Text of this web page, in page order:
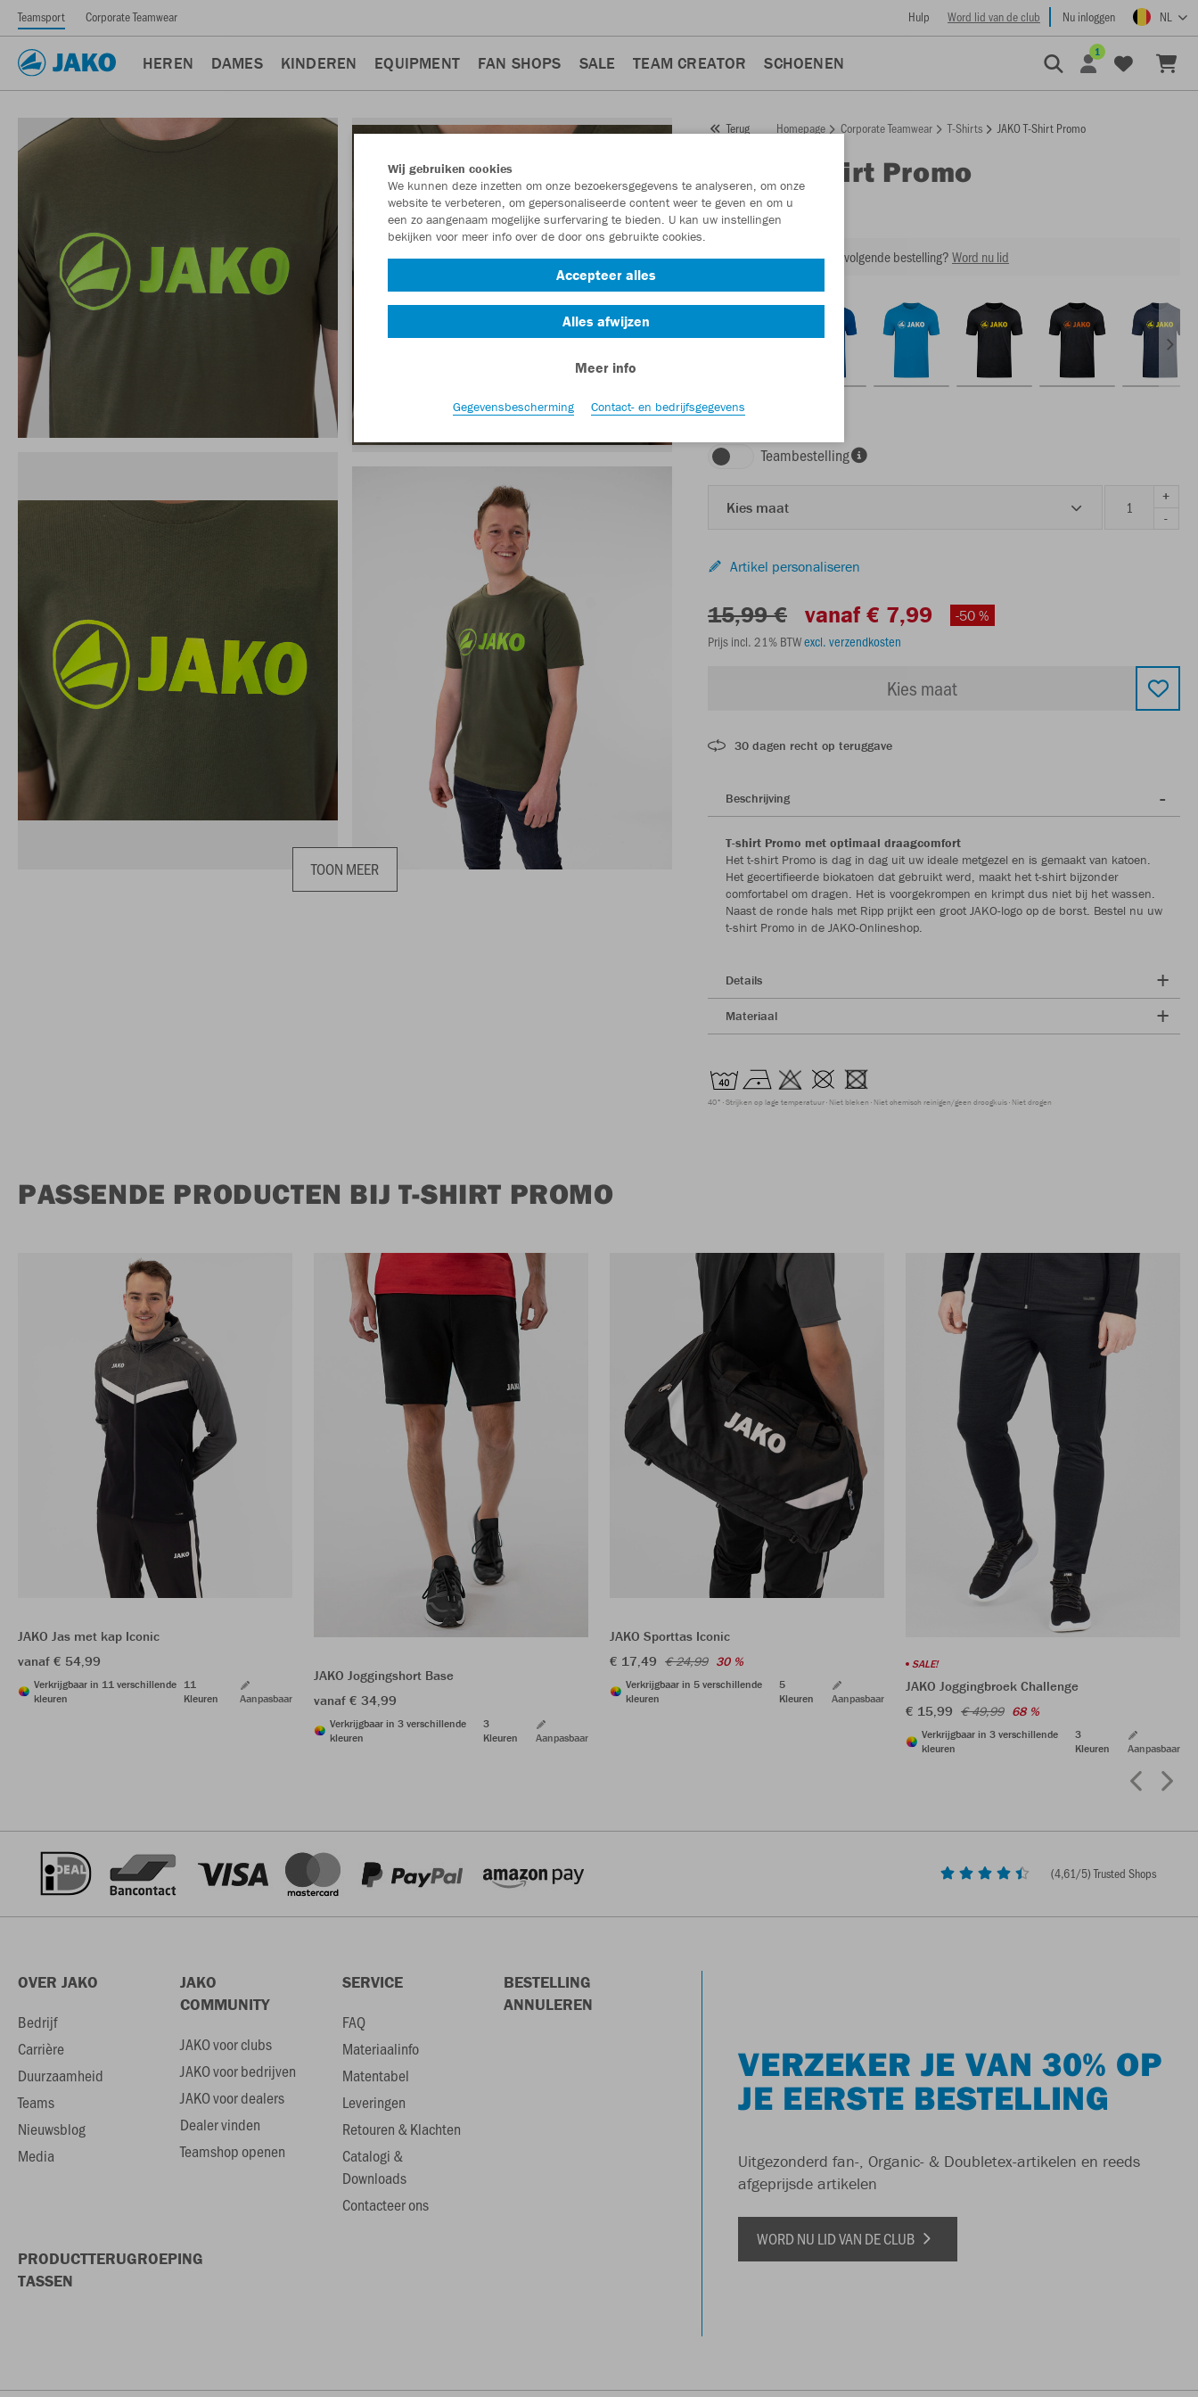
Teamsport Corporate Teamwear Hulp Word lid van de club Nu inloggen NL
HEREN DAMES KINDEREN EQUIPMENT FAN SHOPS SALE TEAM CREATOR SCHOENEN
1
TOON MEER
Terug Homepage Corporate Teamwear T-Shirts JAKO T-Shirt Promo
T-Shirt Promo
Artikelnummer:
Zin in 30% korting op je volgende bestelling?Word nu lid
kaki/fluogroen
Teambestelling
Kies maat
+
-
Artikel personaliseren
15,99 € vanaf € 7,99
-50 %
Prijs incl. 21% BTWexcl. verzendkosten
Kies maat
30 dagen recht op teruggave
Beschrijving
T-shirt Promo met optimaal draagcomfort
Het t-shirt Promo is dag in dag uit uw ideale metgezel en is gemaakt van katoen.
Het gecertifieerde biokatoen dat gebruikt werd, maakt het t-shirt bijzonder
comfortabel om dragen. Het is voorgekrompen en krimpt dus niet bij het wassen.
Naast de ronde hals met Ripp prijkt een groot JAKO-logo op de borst. Bestel nu uw
t-shirt Promo in de JAKO-Onlineshop.
Details
Materiaal
40° Strijken op lage temperatuur Niet bleken Niet chemisch reinigen/geen droogkuis Niet drogen
PASSENDE PRODUCTEN BIJ T-SHIRT PROMO
JAKO Jas met kap Iconic
vanaf € 54,99
Verkrijgbaar in 11 verschillende
kleuren
11
Kleuren
Aanpasbaar
JAKO Joggingshort Base
vanaf € 34,99
Verkrijgbaar in 3 verschillende
kleuren
3
Kleuren
Aanpasbaar
JAKO Sporttas Iconic
€ 17,49 € 24,99 30 %
Verkrijgbaar in 5 verschillende
kleuren
5
Kleuren
Aanpasbaar
SALE!
JAKO Joggingbroek Challenge
€ 15,99 € 49,99 68 %
Verkrijgbaar in 3 verschillende
kleuren
3
Kleuren
Aanpasbaar
(4,61/5) Trusted Shops
OVER JAKO
Bedrijf
Carrière
Duurzaamheid
Teams
Nieuwsblog
Media
JAKO
COMMUNITY
JAKO voor clubs
JAKO voor bedrijven
JAKO voor dealers
Dealer vinden
Teamshop openen
SERVICE
FAQ
Materiaalinfo
Matentabel
Leveringen
Retouren & Klachten
Catalogi &
Downloads
Contacteer ons
BESTELLING
ANNULEREN
PRODUCTTERUGROEPING
TASSEN
VERZEKER JE VAN 30% OP
JE EERSTE BESTELLING
Uitgezonderd fan-, Organic- & Doubletex-artikelen en reeds
afgeprijsde artikelen
WORD NU LID VAN DE CLUB
Wij gebruiken cookies
We kunnen deze inzetten om onze bezoekersgegevens te analyseren, om onze
website te verbeteren, om gepersonaliseerde content weer te geven en om u
een zo aangenaam mogelijke surfervaring te bieden. U kan uw instellingen
bekijken voor meer info over de door ons gebruikte cookies.
Accepteer alles
Alles afwijzen
Meer info
Gegevensbescherming Contact- en bedrijfsgegevens